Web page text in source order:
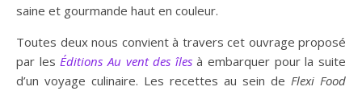
saine et gourmande haut en couleur.
Toutes deux nous convient à travers cet ouvrage proposé
par lesÉditions Au vent des îlesà embarquer pour la suite
d’un voyage culinaire. Les recettes au sein de Flexi Food